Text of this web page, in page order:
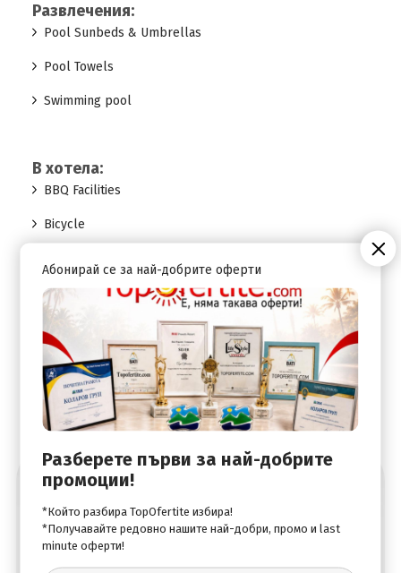
Развлечения:
Pool Sunbeds & Umbrellas
Pool Towels
Swimming pool
В хотела:
BBQ Facilities
Bicycle
Wi-Fi Internet Access
Абонирай се за най-добрите оферти
Абонирай се за най-добрите оферти
Разберете първи за най-добрите
промоции!
*Който разбира TopOfertite избира!
*Получавайте редовно нашите най-добри, промо и last
minute оферти!